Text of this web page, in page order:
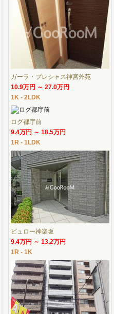
ガーラ・プレシャス神宮外苑
10.9万円 ～ 27.0万円
1K - 2LDK
ログ都庁前
9.4万円 ～ 18.5万円
1R - 1LDK
ビュロー神楽坂
9.4万円 ～ 13.2万円
1R - 1K